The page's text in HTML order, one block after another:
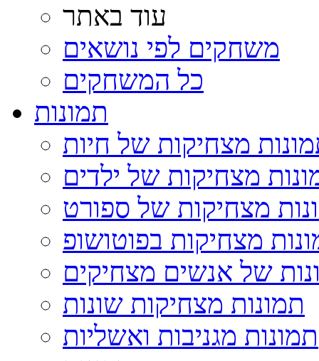
עוד באתר
משחקים לפי נושאים
כל המשחקים
תמונות
מצחיקות של חיות
מצחיקות של ילדים
מצחיקות של ספורט
מצחיקות בפוטושופ
של אנשים מצחיקים
תמונות מצחיקות שונות
תמונות מגניבות ואשליות